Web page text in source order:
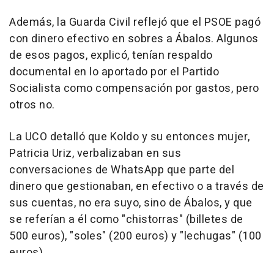
Además, la Guarda Civil reflejó que el PSOE pagó
con dinero efectivo en sobres a Ábalos. Algunos
de esos pagos, explicó, tenían respaldo
documental en lo aportado por el Partido
Socialista como compensación por gastos, pero
otros no.
La UCO detalló que Koldo y su entonces mujer,
Patricia Uriz, verbalizaban en sus
conversaciones de WhatsApp que parte del
dinero que gestionaban, en efectivo o a través de
sus cuentas, no era suyo, sino de Ábalos, y que
se referían a él como "chistorras" (billetes de
500 euros), "soles" (200 euros) y "lechugas" (100